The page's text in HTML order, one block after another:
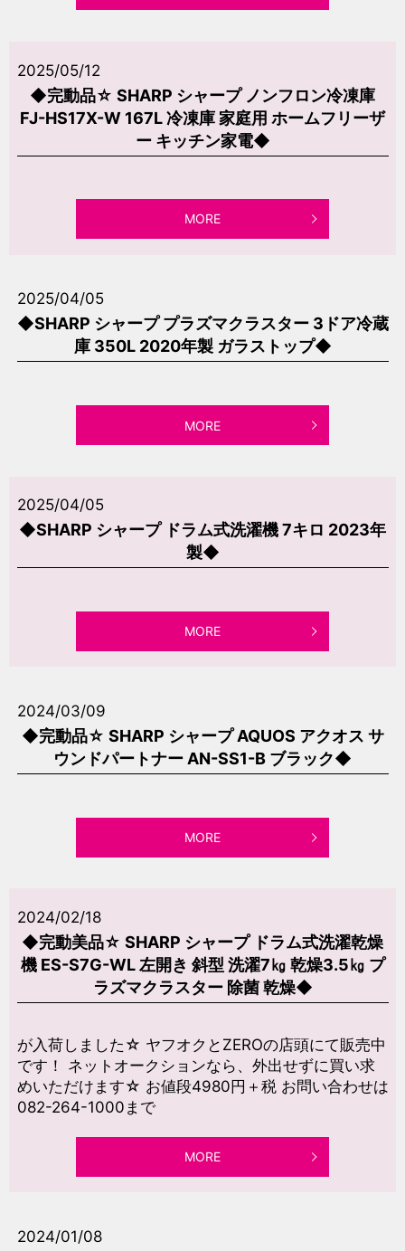
2025/05/12
◆完動品☆ SHARP シャープ ノンフロン冷凍庫
FJ-HS17X-W 167L 冷凍庫 家庭用 ホームフリーザ
ー キッチン家電◆
MORE
2025/04/05
◆SHARP シャープ プラズマクラスター 3ドア冷蔵
庫 350L 2020年製 ガラストップ◆
MORE
2025/04/05
◆SHARP シャープ ドラム式洗濯機 7キロ 2023年
製◆
MORE
2024/03/09
◆完動品☆ SHARP シャープ AQUOS アクオス サ
ウンドパートナー AN-SS1-B ブラック◆
MORE
2024/02/18
◆完動美品☆ SHARP シャープ ドラム式洗濯乾燥
機 ES-S7G-WL 左開き 斜型 洗濯7㎏ 乾燥3.5㎏ プ
ラズマクラスター 除菌 乾燥◆
が入荷しました☆ ヤフオクとZEROの店頭にて販売中
です！ ネットオークションなら、外出せずに買い求
めいただけます☆ お値段4980円＋税 お問い合わせは
082-264-1000まで
MORE
2024/01/08